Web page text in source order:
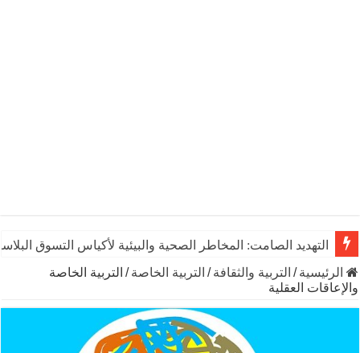
التهديد الصامت: المخاطر الصحية والبيئية لأكياس التسوق
الرئيسية / التربية والثقافة / التربية الخاصة / التربية الخاصة
والإعاقات العقلية